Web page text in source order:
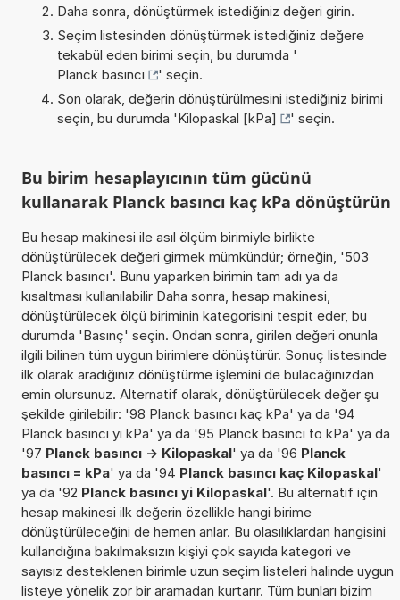
Daha sonra, dönüştürmek istediğiniz değeri girin.
Seçim listesinden dönüştürmek istediğiniz değere
tekabül eden birimi seçin, bu durumda '
Planck basıncı
' seçin.
Son olarak, değerin dönüştürülmesini istediğiniz birimi
seçin, bu durumda 'Kilopaskal [kPa] ' seçin.
Bu birim hesaplayıcının tüm gücünü
kullanarak Planck basıncı kaç kPa dönüştürün
Bu hesap makinesi ile asıl ölçüm birimiyle birlikte
dönüştürülecek değeri girmek mümkündür; örneğin, '503
Planck basıncı'. Bunu yaparken birimin tam adı ya da
kısaltması kullanılabilir Daha sonra, hesap makinesi,
dönüştürülecek ölçü biriminin kategorisini tespit eder, bu
durumda 'Basınç' seçin. Ondan sonra, girilen değeri onunla
ilgili bilinen tüm uygun birimlere dönüştürür. Sonuç listesinde
ilk olarak aradığınız dönüştürme işlemini de bulacağınızdan
emin olursunuz. Alternatif olarak, dönüştürülecek değer şu
şekilde girilebilir: '98 Planck basıncı kaç kPa' ya da '94
Planck basıncı yi kPa' ya da '95 Planck basıncı to kPa' ya da
'97 Planck basıncı -> Kilopaskal' ya da '96 Planck
basıncı = kPa' ya da '94 Planck basıncı kaç Kilopaskal'
ya da '92 Planck basıncı yi Kilopaskal'. Bu alternatif için
hesap makinesi ilk değerin özellikle hangi birime
dönüştürüleceğini de hemen anlar. Bu olasılıklardan hangisini
kullandığına bakılmaksızın kişiyi çok sayıda kategori ve
sayısız desteklenen birimle uzun seçim listeleri halinde uygun
listeye yönelik zor bir aramadan kurtarır. Tüm bunları bizim